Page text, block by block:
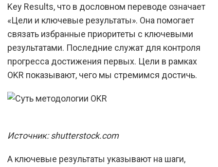
Key Results, что в дословном переводе означает
«Цели и ключевые результаты». Она помогает
связать избранные приоритеты с ключевыми
результатами. Последние служат для контроля
прогресса достижения первых. Цели в рамках
OKR показывают, чего мы стремимся достичь.
Источник: shutterstock.com
А ключевые результаты указывают на шаги,